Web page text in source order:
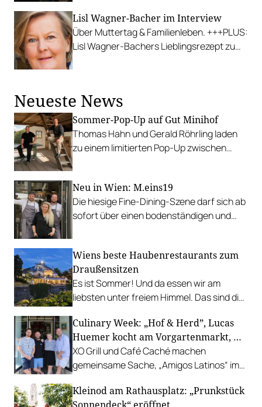
Lisl Wagner-Bacher im Interview
Über Muttertag & Familienleben. +++PLUS:
Lisl Wagner-Bachers Lieblingsrezept zum
Neueste News
Sommer-Pop-Up auf Gut Minihof
Thomas Hahn und Gerald Röhrling laden
zu einem limitierten Pop-Up zwischen
Neu in Wien: M.eins19
Die hiesige Fine-Dining-Szene darf sich ab
sofort über einen bodenständigen und
Wiens beste Haubenrestaurants zum
Draußensitzen
Es ist Sommer! Und da essen wir am
liebsten unter freiem Himmel. Das sind die
Gastgarten.
Culinary Week: „Hof & Herd”, Lucas
Huemer kocht am Vorgartenmarkt, …
XO Grill und Café Caché machen
gemeinsame Sache, „Amigos Latinos“ im
Richard Rauch kocht in der Riederalm
Kleinod am Rathausplatz: „Prunkstück